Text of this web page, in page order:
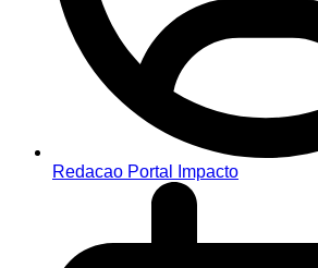
Redacao Portal Impacto